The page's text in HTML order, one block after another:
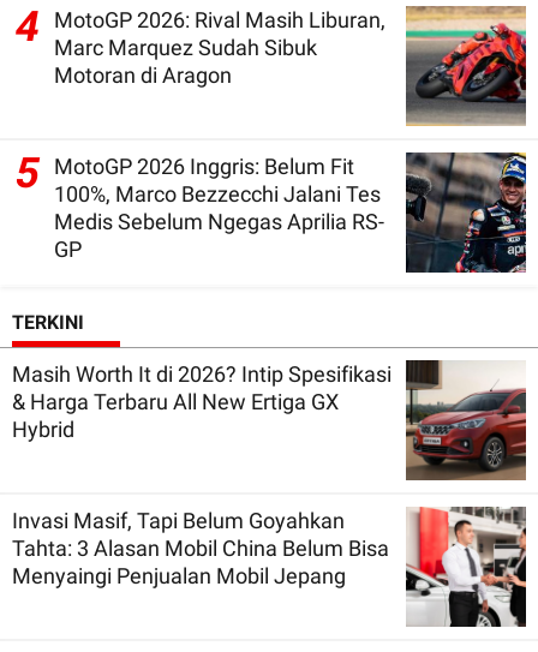
4
MotoGP 2026: Rival Masih Liburan,
Marc Marquez Sudah Sibuk
Motoran di Aragon
5 MotoGP 2026 Inggris: Belum Fit
100%, Marco Bezzecchi Jalani Tes
Medis Sebelum Ngegas Aprilia RS-
GP
TERKINI
Masih Worth It di 2026? Intip Spesifikasi
& Harga Terbaru All New Ertiga GX
Hybrid
Invasi Masif, Tapi Belum Goyahkan
Tahta: 3 Alasan Mobil China Belum Bisa
Menyaingi Penjualan Mobil Jepang